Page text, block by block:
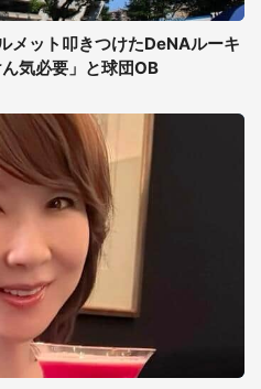
メット叩きつけたDeNAルーキ
気必要」と球団OB